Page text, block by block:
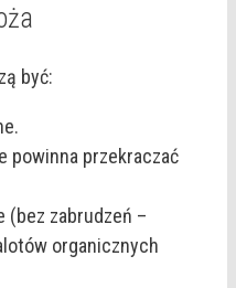
być:
powinna przekraczać
(bez zabrudzeń –
organicznych